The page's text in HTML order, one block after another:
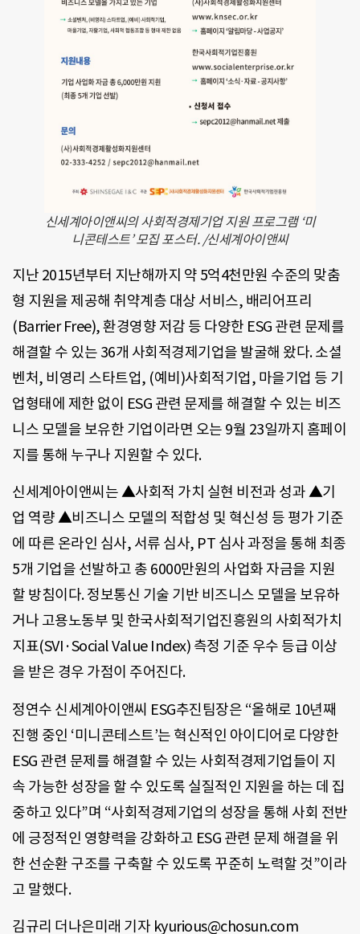
신세계아이앤씨의 사회적경제기업 지원 프로그램 ‘미
니콘테스트’ 모집 포스터. /신세계아이앤씨
지난 2015년부터 지난해까지 약 5억4천만원 수준의 맞춤
형 지원을 제공해 취약계층 대상 서비스, 배리어프리
(Barrier Free), 환경영향 저감 등 다양한 ESG 관련 문제를
해결할 수 있는 36개 사회적경제기업을 발굴해 왔다. 소셜
벤처, 비영리 스타트업, (예비)사회적기업, 마을기업 등 기
업형태에 제한 없이 ESG 관련 문제를 해결할 수 있는 비즈
니스 모델을 보유한 기업이라면 오는 9월 23일까지 홈페이
지를 통해 누구나 지원할 수 있다.
신세계아이앤씨는 ▲사회적 가치 실현 비전과 성과 ▲기
업 역량 ▲비즈니스 모델의 적합성 및 혁신성 등 평가 기준
에 따른 온라인 심사, 서류 심사, PT 심사 과정을 통해 최종
5개 기업을 선발하고 총 6000만원의 사업화 자금을 지원
할 방침이다. 정보통신 기술 기반 비즈니스 모델을 보유하
거나 고용노동부 및 한국사회적기업진흥원의 사회적가치
지표(SVI·Social Value Index) 측정 기준 우수 등급 이상
을 받은 경우 가점이 주어진다.
정연수 신세계아이앤씨 ESG추진팀장은 “올해로 10년째
진행 중인 ‘미니콘테스트’는 혁신적인 아이디어로 다양한
ESG 관련 문제를 해결할 수 있는 사회적경제기업들이 지
속 가능한 성장을 할 수 있도록 실질적인 지원을 하는 데 집
중하고 있다”며 “사회적경제기업의 성장을 통해 사회 전반
에 긍정적인 영향력을 강화하고 ESG 관련 문제 해결을 위
한 선순환 구조를 구축할 수 있도록 꾸준히 노력할 것”이라
고 말했다.
김규리 더나은미래 기자 kyurious@chosun.com